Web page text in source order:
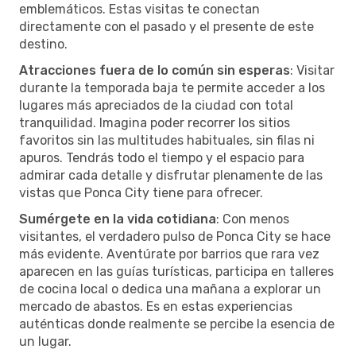
emblemáticos. Estas visitas te conectan
directamente con el pasado y el presente de este
destino.
Atracciones fuera de lo común sin esperas: Visitar
durante la temporada baja te permite acceder a los
lugares más apreciados de la ciudad con total
tranquilidad. Imagina poder recorrer los sitios
favoritos sin las multitudes habituales, sin filas ni
apuros. Tendrás todo el tiempo y el espacio para
admirar cada detalle y disfrutar plenamente de las
vistas que Ponca City tiene para ofrecer.
Sumérgete en la vida cotidiana: Con menos
visitantes, el verdadero pulso de Ponca City se hace
más evidente. Aventúrate por barrios que rara vez
aparecen en las guías turísticas, participa en talleres
de cocina local o dedica una mañana a explorar un
mercado de abastos. Es en estas experiencias
auténticas donde realmente se percibe la esencia de
un lugar.